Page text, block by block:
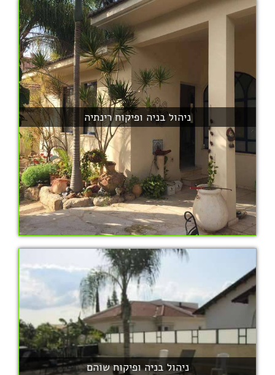
ניהול בניה ופיקוח רינתיה
ניהול בניה ופיקוח שוהם